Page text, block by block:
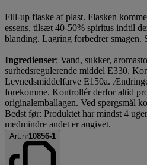
Fill-up flaske af plast. Flasken
essens, tilsæt 40-50% spiritus indtil
blanding. Lagring forbedrer smagen.
Ingredienser: Vand, sukker,
surhedsregulerende middel E330.
Levnedsmiddelfarve E150a.
forekomme. Kontrollér derfor altid
originalemballagen. Ved spørgsmål
Bedst før: Produktet har mindst 4
medmindre andet er angivet.
Art.nr10856-1